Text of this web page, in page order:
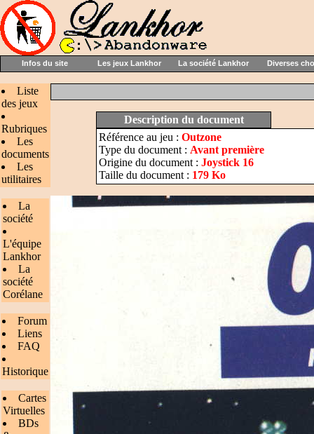
Infos du site Les jeux Lankhor La société Lankhor Diverses
Liste
des jeux
Rubriques
Les
documents
Les
utilitaires
La
société
L'équipe
Lankhor
La
société
Corélane
Forum
Liens
FAQ
Historique
Cartes
Virtuelles
BDs
Description du document
Référence au jeu : Outzone
Type du document : Avant première
Origine du document : Joystick 16
Taille du document : 179 Ko